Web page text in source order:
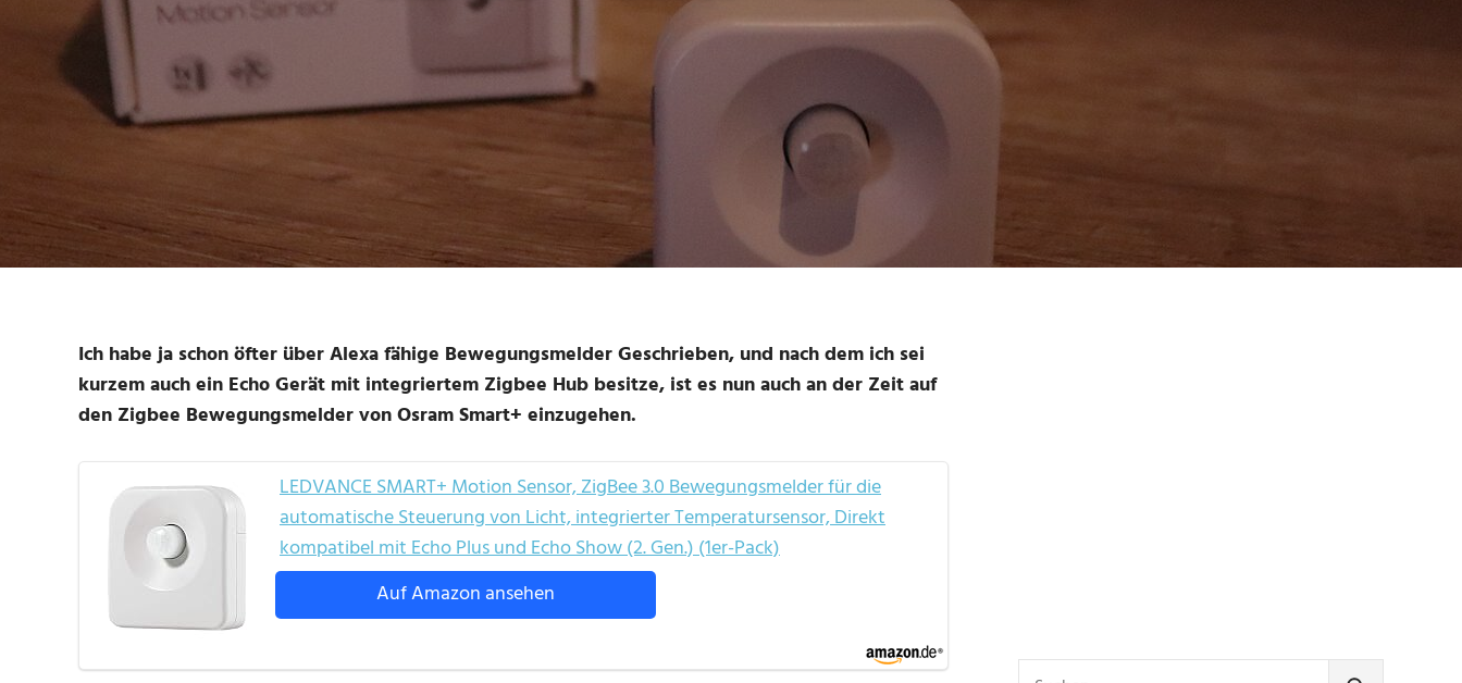
Ich habe ja schon öfter über Alexa fähige Bewegungsmelder Geschrieben, und nach dem ich sei
kurzem auch ein Echo Gerät mit integriertem Zigbee Hub besitze, ist es nun auch an der Zeit auf
den Zigbee Bewegungsmelder von Osram Smart+ einzugehen.
LEDVANCE SMART+ Motion Sensor, ZigBee 3.0 Bewegungsmelder für die
automatische Steuerung von Licht, integrierter Temperatursensor, Direkt
kompatibel mit Echo Plus und Echo Show (2. Gen.) (1er-Pack)
Auf Amazon ansehen